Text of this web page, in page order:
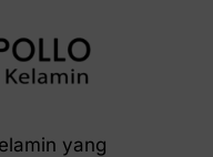
yang